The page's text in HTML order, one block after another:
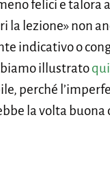
felici e talora
la lezione» non
indicativo o
illustratoqui
perché
la volta buona